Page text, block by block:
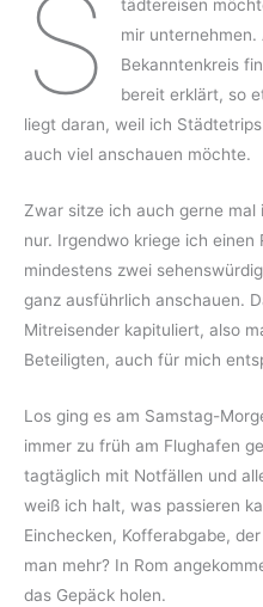
S
tädtereisen
mir unternehmen.
Bekanntenkreis
bereit erklärt, so
liegt daran, weil ich
auch viel anschauen möchte.
Zwar sitze ich auch gerne
nur. Irgendwo kriege ich einen
mindestens zwei
ganz ausführlich anschauen.
Mitreisender kapituliert, also
Beteiligten, auch für mich
Los ging es am Samstag-
immer zu früh am Flughafen
tagtäglich mit Notfällen und
weiß ich halt, was passieren
Einchecken, Kofferabgabe,
man mehr? In Rom
das Gepäck holen.